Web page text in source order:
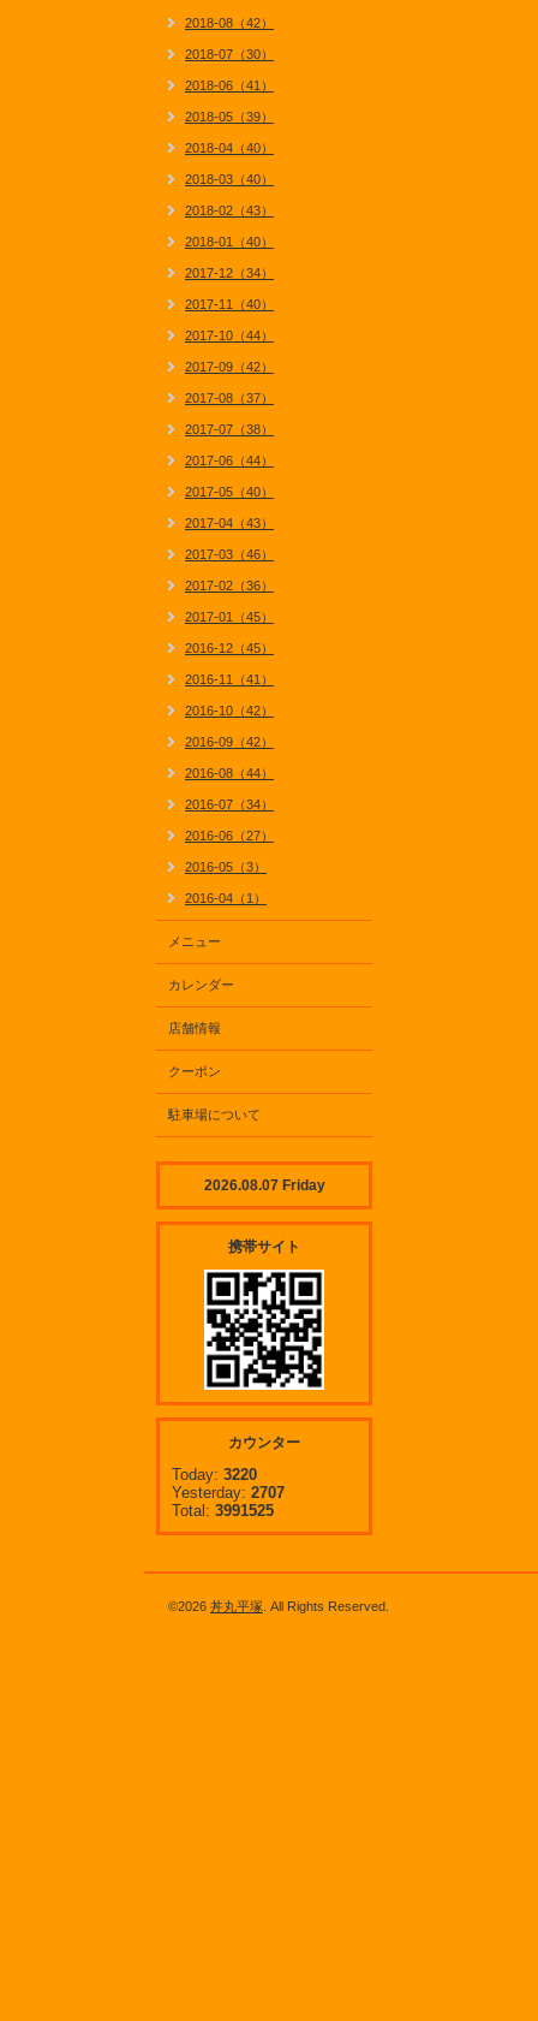
2018-08（42）
2018-07（30）
2018-06（41）
2018-05（39）
2018-04（40）
2018-03（40）
2018-02（43）
2018-01（40）
2017-12（34）
2017-11（40）
2017-10（44）
2017-09（42）
2017-08（37）
2017-07（38）
2017-06（44）
2017-05（40）
2017-04（43）
2017-03（46）
2017-02（36）
2017-01（45）
2016-12（45）
2016-11（41）
2016-10（42）
2016-09（42）
2016-08（44）
2016-07（34）
2016-06（27）
2016-05（3）
2016-04（1）
メニュー
カレンダー
店舗情報
クーポン
駐車場について
2026.08.07 Friday
携帯サイト
カウンター
Today: 3220
Yesterday: 2707
Total: 3991525
©2026 丼丸平塚 . All Rights Reserved.